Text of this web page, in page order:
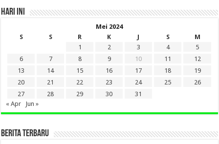
HARI INI
Mei 2024
S
S R K J S
M
1
2 3 4
5
6
7 8 9 10 11
12
13
14 15 16 17 18
19
20
21 22 23 24 25
26
27
28 29 30
31
« Apr
Jun »
BERITA TERBARU